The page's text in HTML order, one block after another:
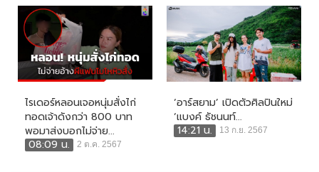
ไรเดอร์หลอนเจอหนุ่มสั่งไก่
ทอดเจ้าดังกว่า 800 บาท
พอมาส่งบอกไม่จ่าย...
08:09 น.
2 ต.ค. 2567
‘อาร์สยาม’ เปิดตัวศิลปินใหม่
‘แบงค์ ธัชนนท์...
14:21 น.
13 ก.ย. 2567